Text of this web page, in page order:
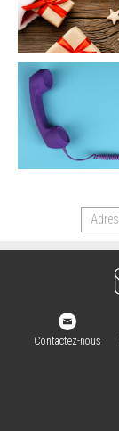
Contactez-nous